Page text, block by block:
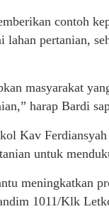
contoh
pertanian,
masyarakat
harap Bardi
Kav
untuk
meningkatkan
1011/Klk